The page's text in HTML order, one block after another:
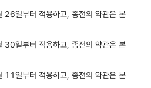
일부터 적용하고, 종전의 약관은 본
일부터 적용하고, 종전의 약관은 본
일부터 적용하고, 종전의 약관은 본